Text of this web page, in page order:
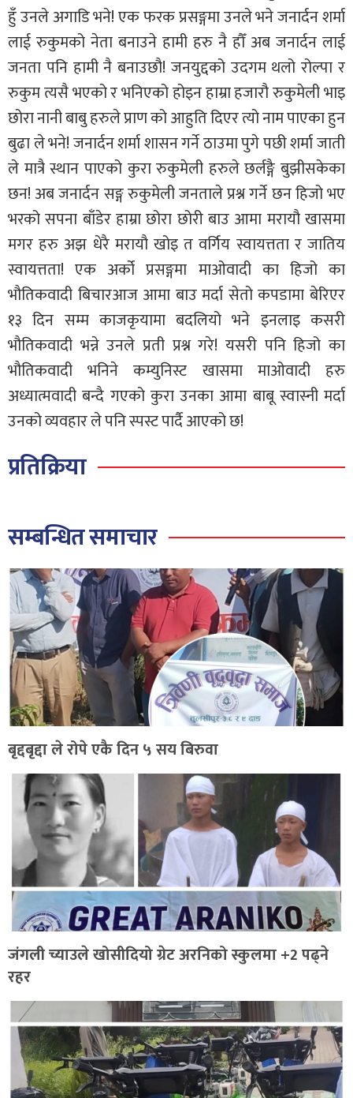
हुँ उनले अगाडि भने! एक फरक प्रसङ्गमा उनले भने जनार्दन शर्मा
लाई रुकुमको नेता बनाउने हामी हरु नै हौँ अब जनार्दन लाई
जनता पनि हामी नै बनाउछौ! जनयुद्दको उदगम थलो रोल्पा र
रुकुम त्यसै भएको र भनिएको होइन हाम्रा हजारौ रुकुमेली भाइ
छोरा नानी बाबु हरुले प्राण को आहुति दिएर त्यो नाम पाएका हुन
बुढा ले भने! जनार्दन शर्मा शासन गर्ने ठाउमा पुगे पछी शर्मा जाती
ले मात्रै स्थान पाएको कुरा रुकुमेली हरुले छर्लङ्गै बुझीसकेका
छन! अब जनार्दन सङ्ग रुकुमेली जनताले प्रश्न गर्ने छन हिजो भए
भरको सपना बाँडेर हाम्रा छोरा छोरी बाउ आमा मरायौ खासमा
मगर हरु अझ धेरै मरायौ खोइ त वर्गिय स्वायत्तता र जातिय
स्वायत्तता! एक अर्को प्रसङ्गमा माओवादी का हिजो का
भौतिकवादी बिचारआज आमा बाउ मर्दा सेतो कपडामा बेरिएर
१३ दिन सम्म काजकृयामा बदलियो भने इनलाइ कसरी
भौतिकवादी भन्ने उनले प्रती प्रश्न गरे! यसरी पनि हिजो का
भौतिकवादी भनिने कम्युनिस्ट खासमा माओवादी हरु
अध्यात्मवादी बन्दै गएको कुरा उनका आमा बाबू स्वास्नी मर्दा
उनको व्यवहार ले पनि स्पस्ट पार्दै आएको छ!
प्रतिक्रिया
सम्बन्धित समाचार
बृद्दबृद्दा ले रोपे एकै दिन ५ सय बिरुवा
जंगली च्याउले खोसीदियो ग्रेट अरनिको स्कुलमा +2 पढ्ने
रहर